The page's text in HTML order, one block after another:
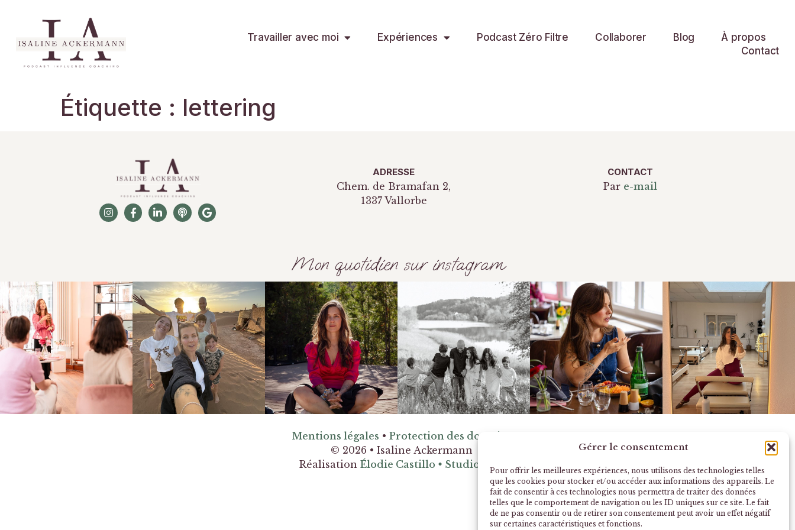
Gérer le consentement
Pour offrir les meilleures expériences, nous utilisons des technologies telles
que les cookies pour stocker et/ou accéder aux informations des appareils. Le
fait de consentir à ces technologies nous permettra de traiter des données
telles que le comportement de navigation ou les ID uniques sur ce site. Le fait
de ne pas consentir ou de retirer son consentement peut avoir un effet négatif
sur certaines caractéristiques et fonctions.
Travailler avec moi Expériences Podcast Zéro Filtre Collaborer Blog
À propos
Contact
Étiquette : lettering
ADRESSE
Chem. de Bramafan 2,
1337 Vallorbe
CONTACT
Par e-mail
Mon quotidien sur instagram
Mentions légales •Protection des données
© 2026 • Isaline Ackermann
Réalisation Élodie Castillo • Studio Web